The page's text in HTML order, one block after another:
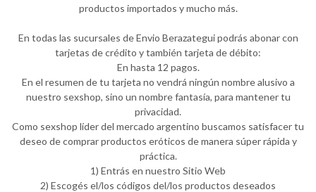
productos importados y mucho más.
En todas las sucursales de Envio Berazategui podrás abonar con
tarjetas de crédito y también tarjeta de débito:
En hasta 12 pagos.
En el resumen de tu tarjeta no vendrá ningún nombre alusivo a
nuestro sexshop, sino un nombre fantasía, para mantener tu
privacidad.
Como sexshop líder del mercado argentino buscamos satisfacer tu
deseo de comprar productos eróticos de manera súper rápida y
práctica.
1) Entrás en nuestro Sitio Web
2) Escogés el/los códigos del/los productos deseados